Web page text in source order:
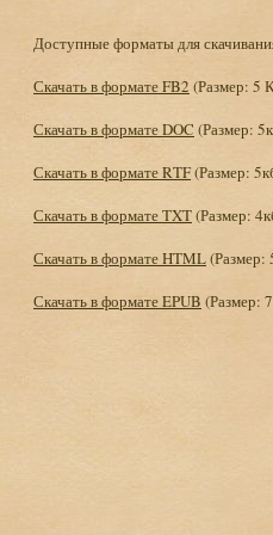
Доступные форматы для
Скачать в формате FB2 (Размер: 5
Скачать в формате DOC (Размер:
Скачать в формате RTF(Размер:
Скачать в формате TXT(Размер:
Скачать в формате HTML(Размер:
Скачать в формате EPUB (Размер: